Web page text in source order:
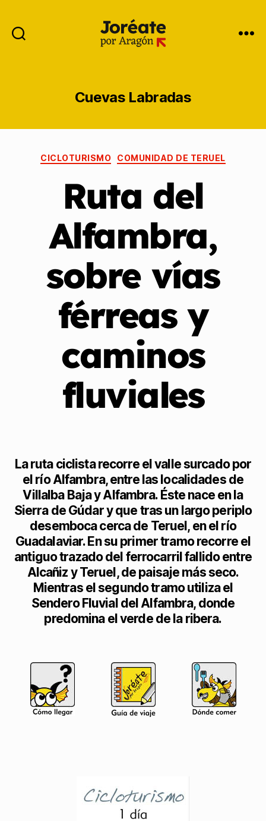
Cuevas Labradas
CICLOTURISMO COMUNIDAD DE TERUEL
Ruta del
Alfambra,
sobre vías
férreas y
caminos
fluviales
La ruta ciclista recorre el valle surcado por
el río Alfambra, entre las localidades de
Villalba Baja y Alfambra. Éste nace en la
Sierra de Gúdar y que tras un largo periplo
desemboca cerca de Teruel, en el río
Guadalaviar. En su primer tramo recorre el
antiguo trazado del ferrocarril fallido entre
Alcañiz y Teruel, de paisaje más seco.
Mientras el segundo tramo utiliza el
Sendero Fluvial del Alfambra, donde
predomina el verde de la ribera.